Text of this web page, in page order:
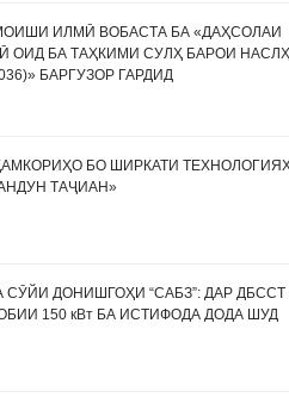
ИЛМӢ ВОБАСТА БА «ДАҲСОЛАИ
ОИД БА ТАҲКИМИ СУЛҲ БАРОИ
БАРГУЗОР ГАРДИД
БО ШИРКАТИ
ТАҶИАН»
СӮЙИ ДОНИШГОҲИ “САБЗ”: ДАР ДБССТ
150 кВт БА ИСТИФОДА ДОДА ШУД